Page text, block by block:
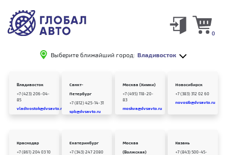
Выберите ближайший город: Владивосток
0
Владивосток
+7 (423) 206-04-
85
vladivostok@dvsavto.ru
Санкт-
Петербург
+7 (812) 425-14-31
spb@dvsavto.ru
Москва (Химки)
+7 (495) 118-20-
83
moskva@dvsavto.ru
Новосибирск
+7 (383) 312 02 60
novosib@dvsavto.ru
Краснодар
+7 (861) 204 03 10
Екатеринбург
+7 (343) 247 2080
Москва
(Волжская)
Казань
+7 (843) 500-45-